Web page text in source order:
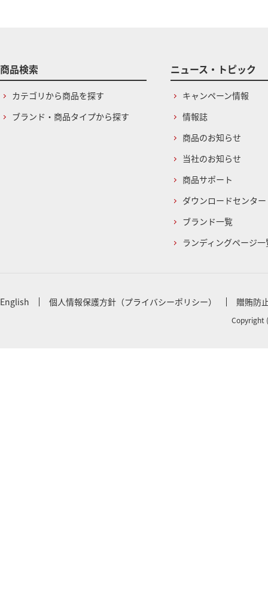
商品検索
カテゴリから商品を探す
ブランド・商品タイプから探す
ニュース・トピック
キャンペーン情報
情報誌
商品のお知らせ
当社のお知らせ
商品サポート
ダウンロードセンター
ブランド一覧
ランディングページ一
English 個人情報保護方針（プライバシーポリシー） 贈賄防
Copyright